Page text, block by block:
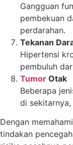
Gangguan
pembekuan
perdarahan.
Tekanan
Hipertensi
pembuluh
Tumor Otak
Beberapa
di
Dengan
tindakan